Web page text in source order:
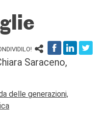
Saraceno,
delle generazioni,